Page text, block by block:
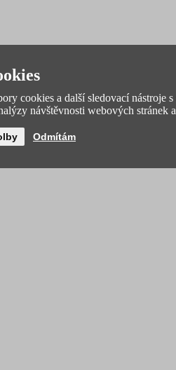
cookies a další sledovací nástroje
návštěvnosti webových stránek
Odmítám